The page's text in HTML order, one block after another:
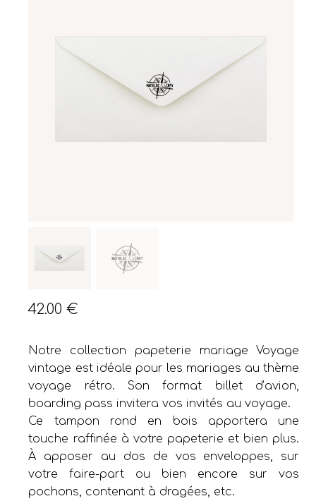
42.00€
Notre collection papeterie mariage Voyage
vintage est idéale pour les mariages au thème
voyage rétro. Son format billet d’avion,
boarding pass invitera vos invités au voyage.
Ce tampon rond en bois apportera une
touche raffinée à votre papeterie et bien plus.
À apposer au dos de vos enveloppes, sur
votre faire-part ou bien encore sur vos
pochons, contenant à dragées, etc.